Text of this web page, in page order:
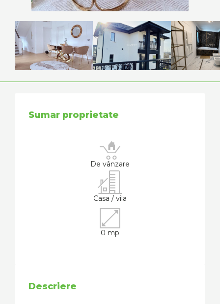
Sumar proprietate
De vânzare
Casa / vila
0 mp
Descriere